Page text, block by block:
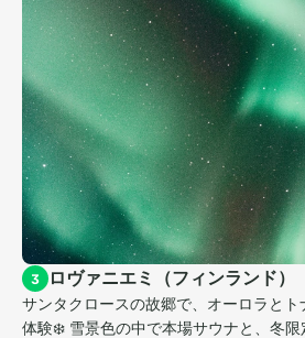
3 ロヴァニエミ（フィンランド）
サンタクロースの故郷で、オーロラと
体験❄️ 雪景色の中で本場サウナと、冬限